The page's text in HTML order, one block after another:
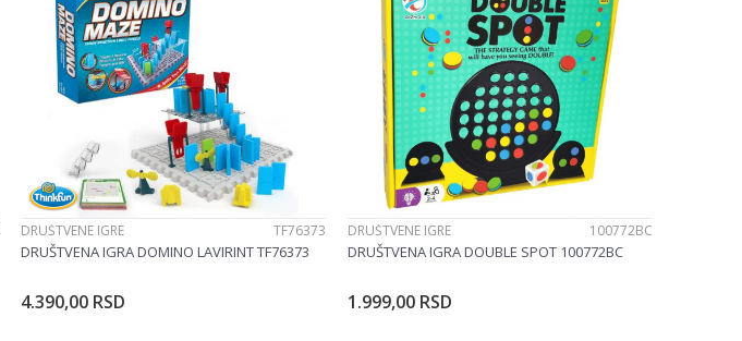
DRUŠTVENE IGRE TF76373
DRUŠTVENA IGRA DOMINO LAVIRINT TF76373
4.390,00 RSD
DRUŠTVENE IGRE 100772BC
DRUŠTVENA IGRA DOUBLE SPOT 100772BC
1.999,00 RSD